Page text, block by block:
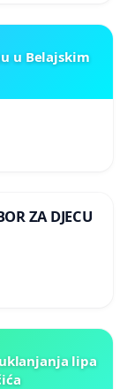
u Belajskim
ZA DJECU
lipa